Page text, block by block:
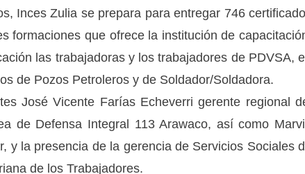
Inces Zulia se prepara para entregar 746
formaciones que ofrece la institución de
las trabajadoras y los trabajadores de PDVSA,
de Pozos Petroleros y de Soldador/Soldadora.
José Vicente Farías Echeverri gerente regional
de Defensa Integral 113 Arawaco, así como
y la presencia de la gerencia de Servicios Sociales
de los Trabajadores.